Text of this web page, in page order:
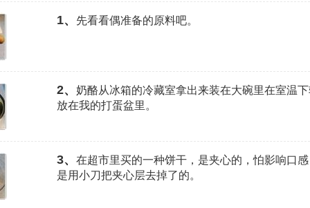
1、 先看看偶准备的原料吧。
2、 奶酪从冰箱的冷藏室拿出来装在大碗里在室温
放在我的打蛋盆里。
3、 在超市里买的一种饼干，是夹心的，怕影响口
是用小刀把夹心层去掉了的。